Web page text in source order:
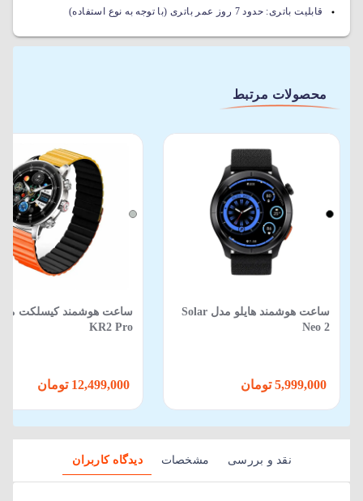
قابلیت باتری:حدود 7 روز عمر باتری (با توجه به نوع استفاده)
محصولات مرتبط
ساعت هوشمند هایلو مدل Solar
Neo 2
ساعت هوشمند کیسلکت
KR2 Pro
نقد و بررسی مشخصات دیدگاه کاربران